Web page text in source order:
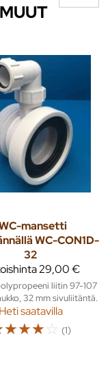
mansetti
WC-CON1D-
32
29,00 €
liitin 97-107
32 mm sivuliitäntä.
Heti saatavilla
☆☆☆☆ (1)